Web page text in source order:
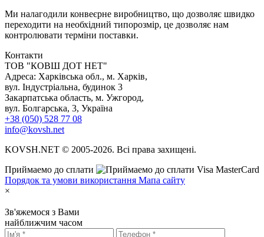
Ми налагодили конвеєрне виробництво, що дозволяє швидко
переходити на необхідний типорозмір, це дозволяє нам
контролювати терміни поставки.
Контакти
TOB "КОВШ ДОТ НЕТ"
Адреса: Харківська обл., м. Харків,
вул. Індустріальна, будинок 3
Закарпатська область, м. Ужгород,
вул. Болгарська, 3, Україна
+38 (050) 528 77 08
info@kovsh.net
KOVSH.NET © 2005-2026. Всі права захищені.
Приймаемо до сплати
Порядок та умови використання Мапа сайту
×
Зв'яжемося з Вами
найближчим часом